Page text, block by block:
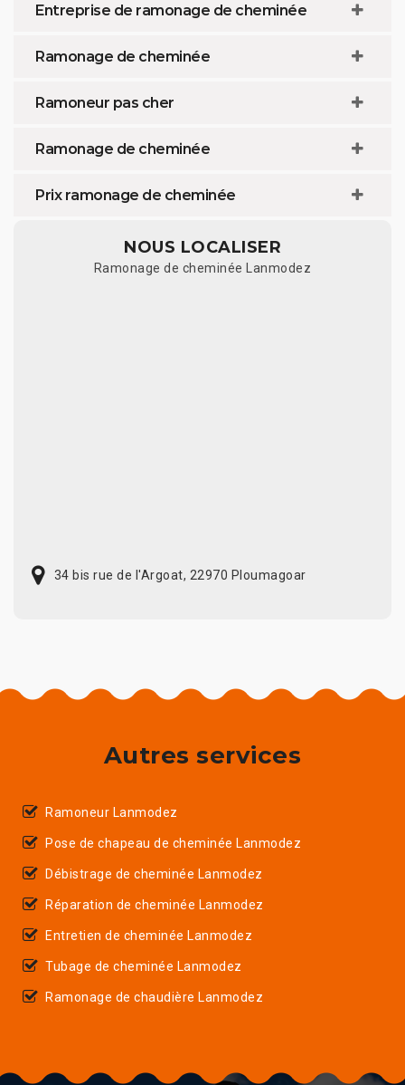
Entreprise de ramonage de cheminée
Ramonage de cheminée
Ramoneur pas cher
Ramonage de cheminée
Prix ramonage de cheminée
NOUS LOCALISER
Ramonage de cheminée Lanmodez
34 bis rue de l'Argoat, 22970 Ploumagoar
Autres services
Ramoneur Lanmodez
Pose de chapeau de cheminée Lanmodez
Débistrage de cheminée Lanmodez
Réparation de cheminée Lanmodez
Entretien de cheminée Lanmodez
Tubage de cheminée Lanmodez
Ramonage de chaudière Lanmodez